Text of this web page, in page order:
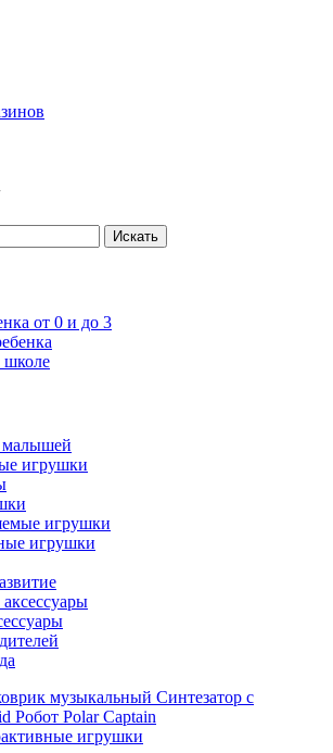
Искать
от 0 и до 3
школе
игрушки
игрушки
игрушки
музыкальный Синтезатор с
Робот Polar Captain
игрушки